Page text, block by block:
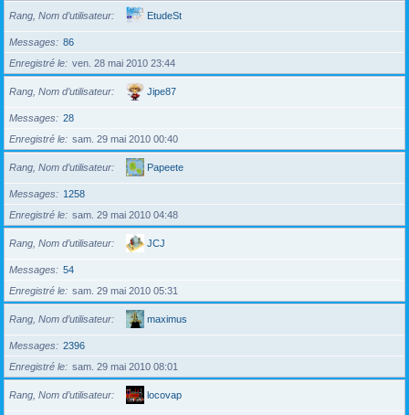
Rang, Nom d’utilisateur EtudeSt
Messages
86
Enregistré le
ven. 28 mai 2010 23:44
Rang, Nom d’utilisateur Jipe87
Messages
28
Enregistré le
sam. 29 mai 2010 00:40
Rang, Nom d’utilisateur Papeete
Messages
1258
Enregistré le
sam. 29 mai 2010 04:48
Rang, Nom d’utilisateur JCJ
Messages
54
Enregistré le
sam. 29 mai 2010 05:31
Rang, Nom d’utilisateur maximus
Messages
2396
Enregistré le
sam. 29 mai 2010 08:01
Rang, Nom d’utilisateur locovap